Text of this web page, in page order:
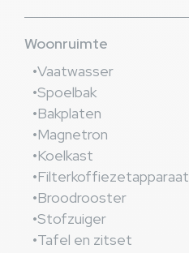
Woonruimte
Vaatwasser
Spoelbak
Bakplaten
Magnetron
Koelkast
Filterkoffiezetapparaat
Broodrooster
Stofzuiger
Tafel en zitset